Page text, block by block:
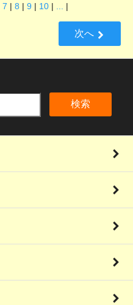
7 | 8 | 9 | 10 | ... |
次へ
検索